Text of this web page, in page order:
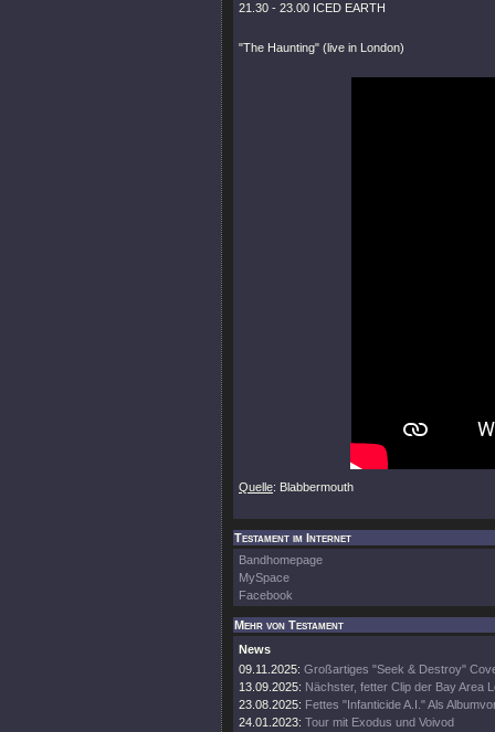
21.30 - 23.00 ICED EARTH
"The Haunting" (live in London)
Quelle: Blabbermouth
Testament im Internet
Bandhomepage
MySpace
Facebook
Mehr von Testament
News
09.11.2025: Großartiges "Seek & Destroy"
13.09.2025: Nächster, fetter Clip der Bay Area
23.08.2025: Fettes "Infanticide A.I." Als
24.01.2023: Tour mit Exodus und Voivod